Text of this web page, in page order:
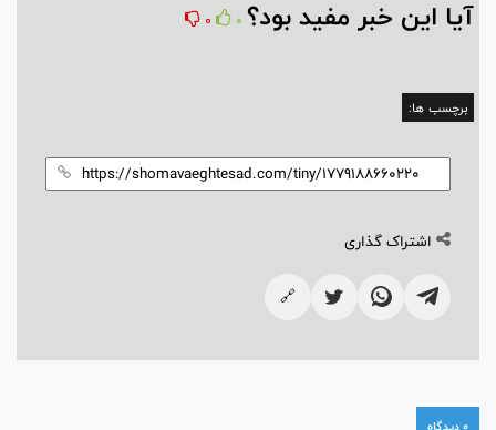
آیا این خبر مفید بود؟ 0
0
برچسب ها:
اشتراک گذاری
🔗